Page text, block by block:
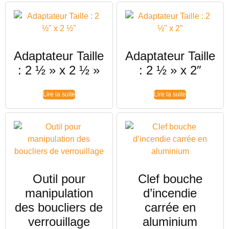
Adaptateur Taille
: 2 ½ » x 2 ½ »
Lire la suite
Adaptateur Taille
: 2 ½ » x 2″
Lire la suite
Outil pour
manipulation
des boucliers de
verrouillage
Clef bouche
d’incendie
carrée en
aluminium